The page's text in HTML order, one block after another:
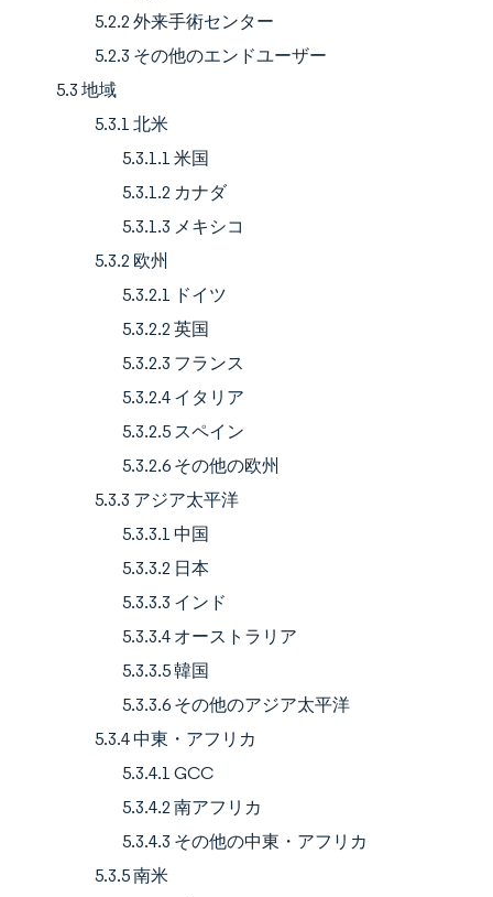
5.2.2 外来手術センター
5.2.3 その他のエンドユーザー
5.3 地域
5.3.1 北米
5.3.1.1 米国
5.3.1.2 カナダ
5.3.1.3 メキシコ
5.3.2 欧州
5.3.2.1 ドイツ
5.3.2.2 英国
5.3.2.3 フランス
5.3.2.4 イタリア
5.3.2.5 スペイン
5.3.2.6 その他の欧州
5.3.3 アジア太平洋
5.3.3.1 中国
5.3.3.2 日本
5.3.3.3 インド
5.3.3.4 オーストラリア
5.3.3.5 韓国
5.3.3.6 その他のアジア太平洋
5.3.4 中東・アフリカ
5.3.4.1 GCC
5.3.4.2 南アフリカ
5.3.4.3 その他の中東・アフリカ
5.3.5 南米